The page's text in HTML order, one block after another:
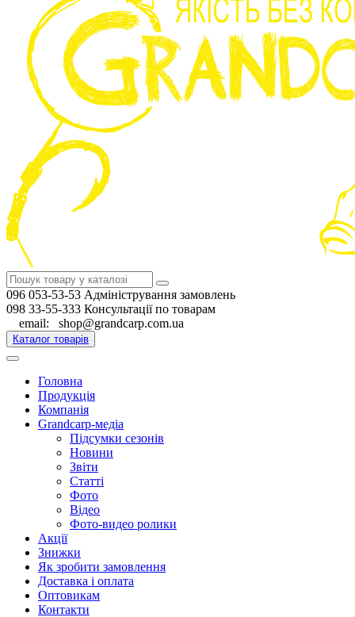
096 053-53-53 Адміністрування замовлень
098 33-55-333 Консультації по товарам
email: shop@grandcarp.com.ua
Каталог товарів
Головна
Продукція
Компанія
Grandcarp-медіа
Підсумки сезонів
Новини
Звіти
Статті
Фото
Відео
Фото-видео ролики
Акції
Знижки
Як зробити замовлення
Доставка і оплата
Оптовикам
Контакти